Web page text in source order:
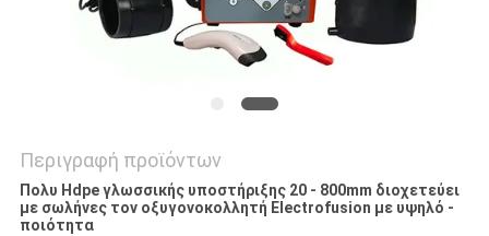
Περιγραφή προϊόντων
Πολυ Hdpe γλωσσικής υποστήριξης 20 - 800mm διοχετεύει
με σωλήνες τον οξυγονοκολλητή Electrofusion με υψηλό -
ποιότητα